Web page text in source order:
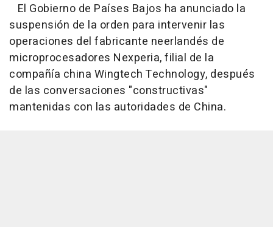
El Gobierno de Países Bajos ha anunciado la
suspensión de la orden para intervenir las
operaciones del fabricante neerlandés de
microprocesadores Nexperia, filial de la
compañía china Wingtech Technology, después
de las conversaciones "constructivas"
mantenidas con las autoridades de China.